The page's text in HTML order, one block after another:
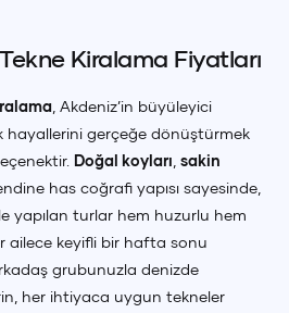
Kiralama Fiyatları
, Akdeniz’in büyüleyici
hayallerini gerçeğe dönüştürmek
Doğal koyları ,sakin
has coğrafi yapısı sayesinde,
yapılan turlar hem huzurlu hem
ailece keyifli bir hafta sonu
grubunuzla denizde
her ihtiyaca uygun tekneler